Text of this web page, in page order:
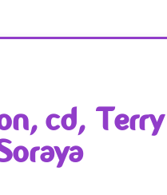
cd, Terry